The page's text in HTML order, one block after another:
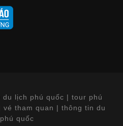
du lịch phú quốc | tour phú
tham quan | thông tin du
quốc